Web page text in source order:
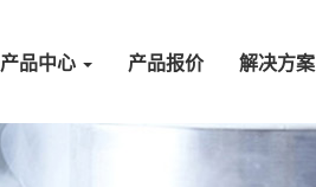
产品中心 产品报价 解决方案